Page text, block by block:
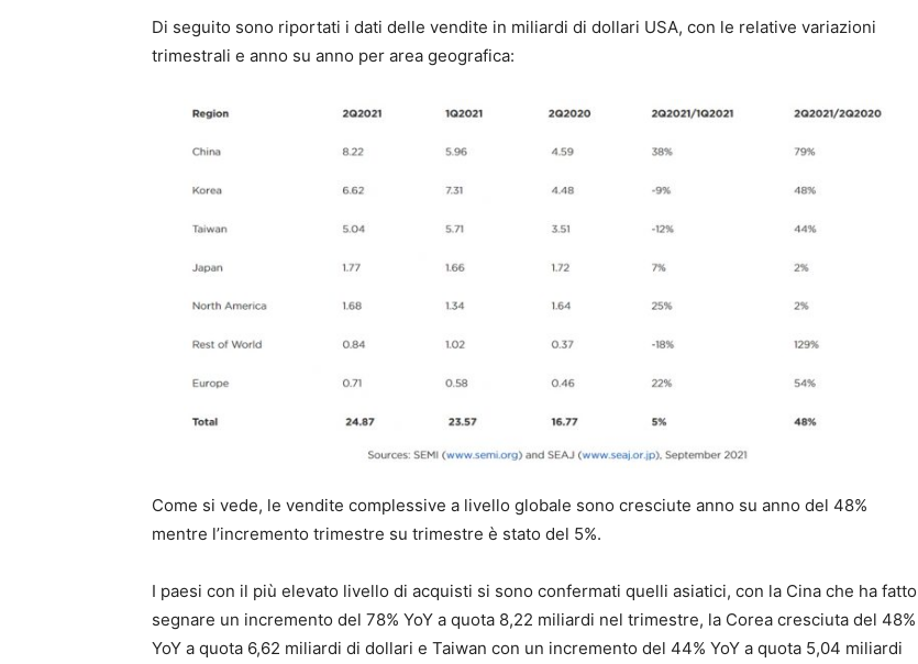
Di seguito sono riportati i dati delle vendite in miliardi di dollari USA, con le relative variazioni
trimestrali e anno su anno per area geografica:
Come si vede, le vendite complessive a livello globale sono cresciute anno su anno del 48%
mentre l’incremento trimestre su trimestre è stato del 5%.
I paesi con il più elevato livello di acquisti si sono confermati quelli asiatici, con la Cina che ha fatto
segnare un incremento del 78% YoY a quota 8,22 miliardi nel trimestre, la Corea cresciuta del 48%
YoY a quota 6,62 miliardi di dollari e Taiwan con un incremento del 44% YoY a quota 5,04 miliardi